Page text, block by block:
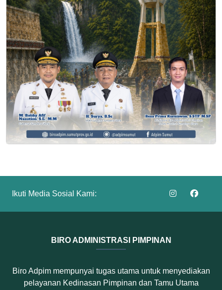
Ikuti Media Sosial Kami:
BIRO ADMINISTRASI PIMPINAN
Biro Adpim mempunyai tugas utama untuk menyediakan
pelayanan Kedinasan Pimpinan dan Tamu Utama